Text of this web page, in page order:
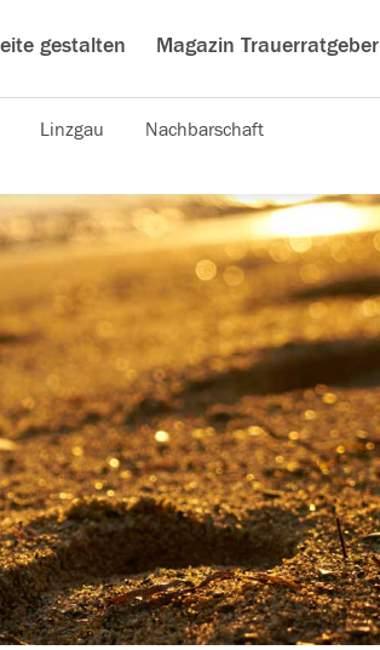
gestalten Magazin Trauerratgeber
Linzgau Nachbarschaft